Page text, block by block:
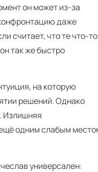
он может из-за
даже
считает, что те что-то
так же быстро
на которую
решений. Однако
Излишняя
одним слабым
универсален: